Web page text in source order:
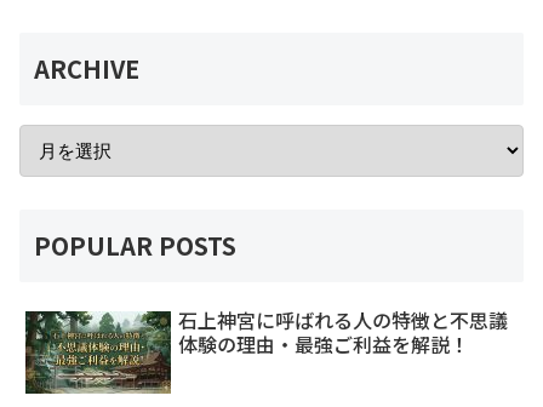
ARCHIVE
POPULAR POSTS
石上神宮に呼ばれる人の特徴と不思議
体験の理由・最強ご利益を解説！